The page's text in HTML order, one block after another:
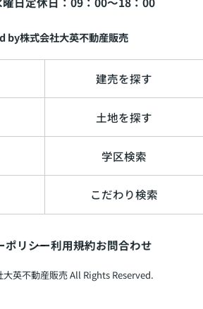
by株式会社大英不動産販売
建売を探す
土地を探す
学区検索
こだわり検索
ポリシー利用規約お問合わせ
英不動産販売 All Rights Reserved.